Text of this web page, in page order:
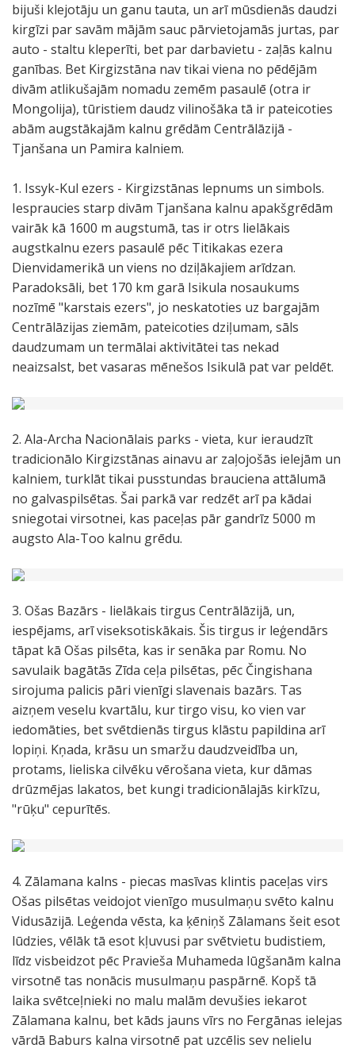
bijuši klejotāju un ganu tauta, un arī mūsdienās daudzi
kirgīzi par savām mājām sauc pārvietojamās jurtas, par
auto - staltu kleperīti, bet par darbavietu - zaļās kalnu
ganības. Bet Kirgizstāna nav tikai viena no pēdējām
divām atlikušajām nomadu zemēm pasaulē (otra ir
Mongolija), tūristiem daudz vilinošāka tā ir pateicoties
abām augstākajām kalnu grēdām Centrālāzijā -
Tjanšana un Pamira kalniem.
1. Issyk-Kul ezers - Kirgizstānas lepnums un simbols.
Iespraucies starp divām Tjanšana kalnu apakšgrēdām
vairāk kā 1600 m augstumā, tas ir otrs lielākais
augstkalnu ezers pasaulē pēc Titikakas ezera
Dienvidamerikā un viens no dziļākajiem arīdzan.
Paradoksāli, bet 170 km garā Isikula nosaukums
nozīmē "karstais ezers", jo neskatoties uz bargajām
Centrālāzijas ziemām, pateicoties dziļumam, sāls
daudzumam un termālai aktivitātei tas nekad
neaizsalst, bet vasaras mēnešos Isikulā pat var peldēt.
2. Ala-Archa Nacionālais parks - vieta, kur ieraudzīt
tradicionālo Kirgizstānas ainavu ar zaļojošās ielejām un
kalniem, turklāt tikai pusstundas brauciena attālumā
no galvaspilsētas. Šai parkā var redzēt arī pa kādai
sniegotai virsotnei, kas paceļas pār gandrīz 5000 m
augsto Ala-Too kalnu grēdu.
3. Ošas Bazārs - lielākais tirgus Centrālāzijā, un,
iespējams, arī viseksotiskākais. Šis tirgus ir leģendārs
tāpat kā Ošas pilsēta, kas ir senāka par Romu. No
savulaik bagātās Zīda ceļa pilsētas, pēc Čingishana
sirojuma palicis pāri vienīgi slavenais bazārs. Tas
aizņem veselu kvartālu, kur tirgo visu, ko vien var
iedomāties, bet svētdienās tirgus klāstu papildina arī
lopiņi. Kņada, krāsu un smaržu daudzveidība un,
protams, lieliska cilvēku vērošana vieta, kur dāmas
drūzmējas lakatos, bet kungi tradicionālajās kirkīzu,
"rūķu" cepurītēs.
4. Zālamana kalns - piecas masīvas klintis paceļas virs
Ošas pilsētas veidojot vienīgo musulmaņu svēto kalnu
Vidusāzijā. Leģenda vēsta, ka ķēniņš Zālamans šeit esot
lūdzies, vēlāk tā esot kļuvusi par svētvietu budistiem,
līdz visbeidzot pēc Pravieša Muhameda lūgšanām kalna
virsotnē tas nonācis musulmaņu paspārnē. Kopš tā
laika svētceļnieki no malu malām devušies iekarot
Zālamana kalnu, bet kāds jauns vīrs no Fergānas ielejas
vārdā Baburs kalna virsotnē pat uzcēlis sev nelielu